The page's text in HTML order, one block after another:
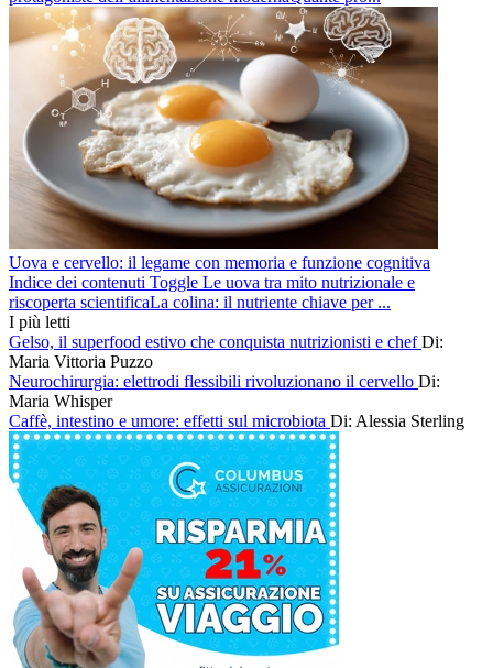
Uova e cervello: il legame con memoria e funzione cognitiva
Indice dei contenuti Toggle Le uova tra mito nutrizionale e
riscoperta scientificaLa colina: il nutriente chiave per ...
I più letti
Gelso, il superfood estivo che conquista nutrizionisti e chefDi:
Maria Vittoria Puzzo
Neurochirurgia: elettrodi flessibili rivoluzionano il cervello Di:
Maria Whisper
Caffè, intestino e umore: effetti sul microbiota Di: Alessia Sterling